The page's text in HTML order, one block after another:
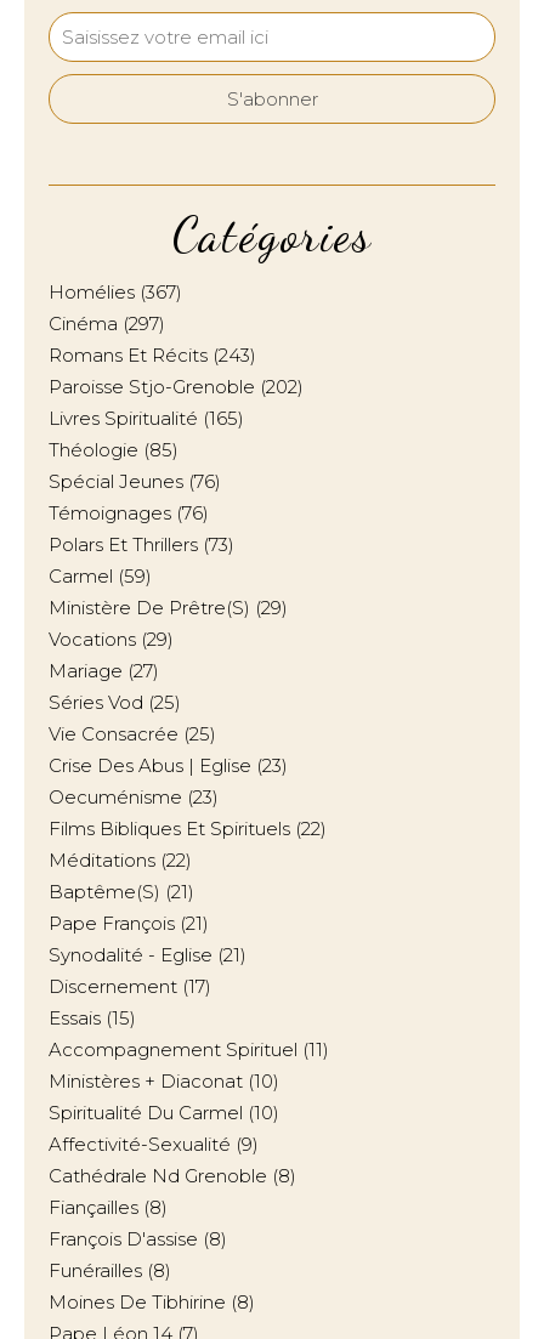
Catégories
Homélies (367)
Cinéma (297)
Romans Et Récits (243)
Paroisse Stjo-Grenoble (202)
Livres Spiritualité (165)
Théologie (85)
Spécial Jeunes (76)
Témoignages (76)
Polars Et Thrillers (73)
Carmel (59)
Ministère De Prêtre(s) (29)
Vocations (29)
Mariage (27)
Séries Vod (25)
Vie Consacrée (25)
Crise Des Abus | Eglise (23)
Oecuménisme (23)
Films Bibliques Et Spirituels (22)
Méditations (22)
Baptême(s) (21)
Pape François (21)
Synodalité - Eglise (21)
Discernement (17)
Essais (15)
Accompagnement Spirituel (11)
Ministères + Diaconat (10)
Spiritualité Du Carmel (10)
Affectivité-Sexualité (9)
Cathédrale Nd Grenoble (8)
Fiançailles (8)
François D'assise (8)
Funérailles (8)
Moines De Tibhirine (8)
Pape Léon 14 (7)